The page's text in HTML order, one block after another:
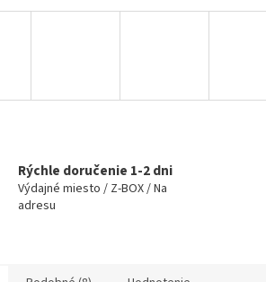
Rýchle doručenie 1-2 dni
Výdajné miesto / Z-BOX / Na
adresu